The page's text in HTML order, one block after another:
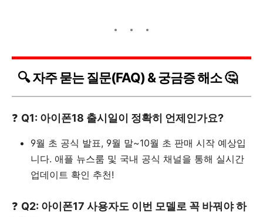
🔍 자주 묻는 질문(FAQ) & 궁금증 해소 🤔
❓ Q1: 아이폰18 출시일이 정확히 언제인가요?
9월 초 공식 발표, 9월 말~10월 초 판매 시작 예상입
니다. 애플 뉴스룸 및 국내 공식 채널을 통해 실시간
업데이트 확인 추천!
❓ Q2: 아이폰17 사용자도 이번 모델로 꼭 바꿔야 하